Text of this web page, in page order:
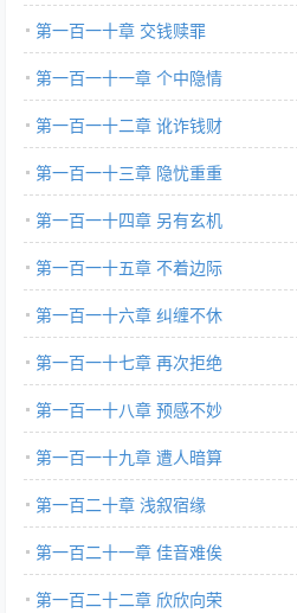
第一百一十章 交钱赎罪
第一百一十一章 个中隐情
第一百一十二章 讹诈钱财
第一百一十三章 隐忧重重
第一百一十四章 另有玄机
第一百一十五章 不着边际
第一百一十六章 纠缠不休
第一百一十七章 再次拒绝
第一百一十八章 预感不妙
第一百一十九章 遭人暗算
第一百二十章 浅叙宿缘
第一百二十一章 佳音难俟
第一百二十二章 欣欣向荣